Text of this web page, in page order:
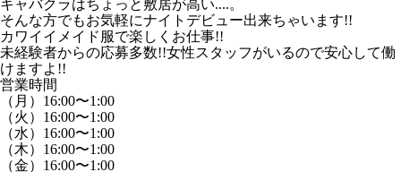
キャバクラはちょっと敷居が高い....。
そんな方でもお気軽にナイトデビュー出来ちゃいます!!
カワイイメイド服で楽しくお仕事!!
未経験者からの応募多数!!女性スタッフがいるので安心して働
けますよ!!
営業時間
（月）16:00〜1:00
（火）16:00〜1:00
（水）16:00〜1:00
（木）16:00〜1:00
（金）16:00〜1:00